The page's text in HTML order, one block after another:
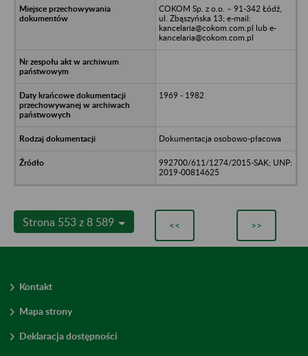
COKOM Sp. z o.o. – 91-342 Łódź,
ul. Zbąszyńska 13; e-mail:
kancelaria@cokom.com.pl lub e-
kancelaria@cokom.com.pl
1969 - 1982
Dokumentacja osobowo-płacowa
992700/611/1274/2015-SAK; UNP:
2019-00814625
Strona 553 z 8 589 << >>
Kontakt
Mapa strony
Deklaracja dostępności